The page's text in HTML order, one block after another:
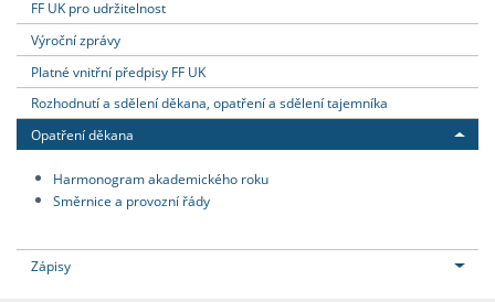
FF UK pro udržitelnost
Výroční zprávy
Platné vnitřní předpisy FF UK
Rozhodnutí a sdělení děkana, opatření a sdělení tajemníka
Opatření děkana
Harmonogram akademického roku
Směrnice a provozní řády
Zápisy